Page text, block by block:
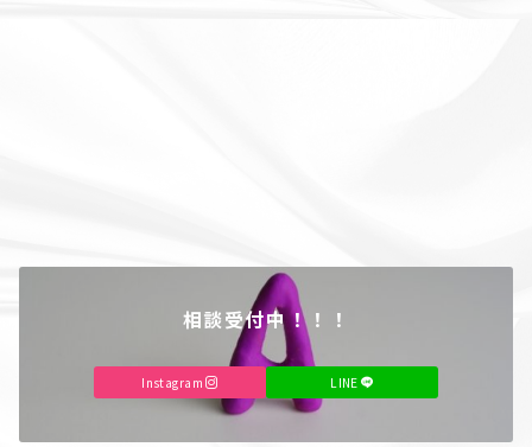
相談受付中！！！
Instagram LINE